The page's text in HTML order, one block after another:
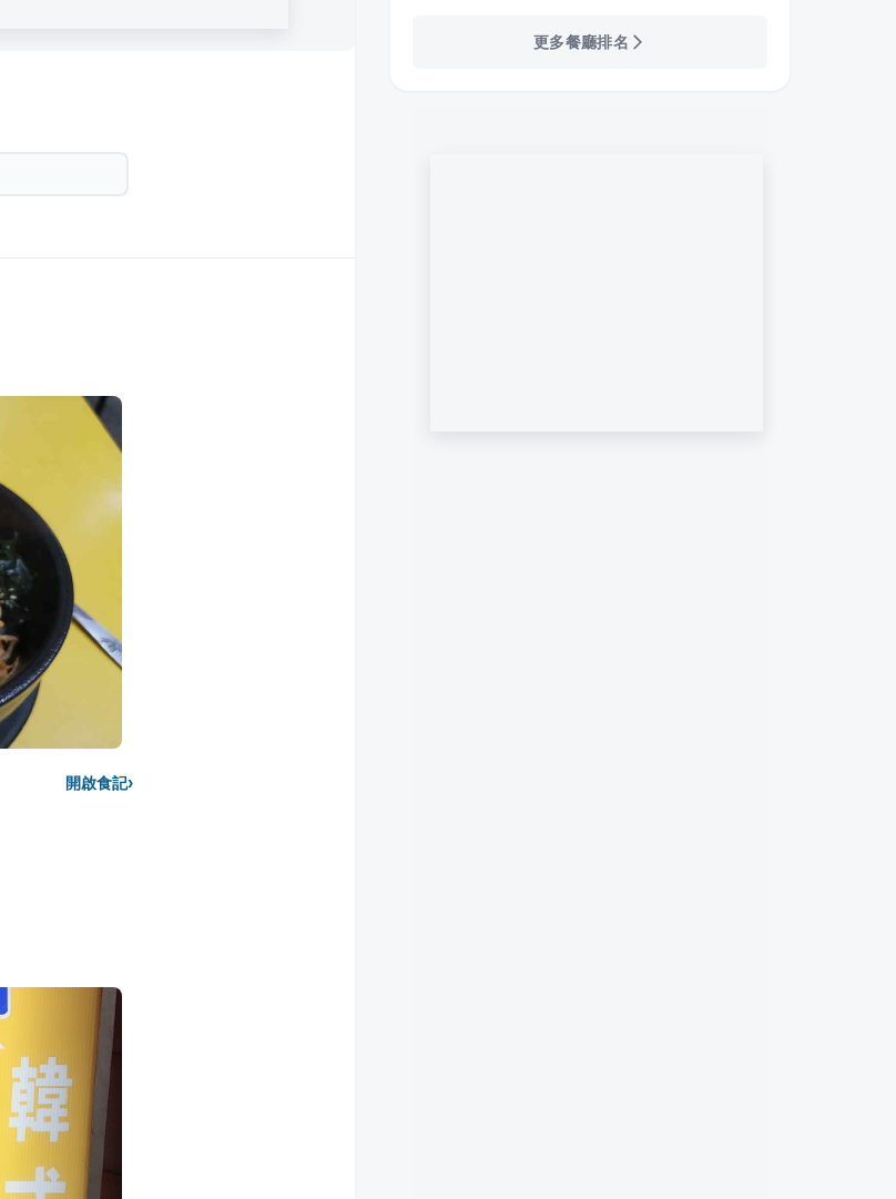
開啟食記›
更多餐廳排名